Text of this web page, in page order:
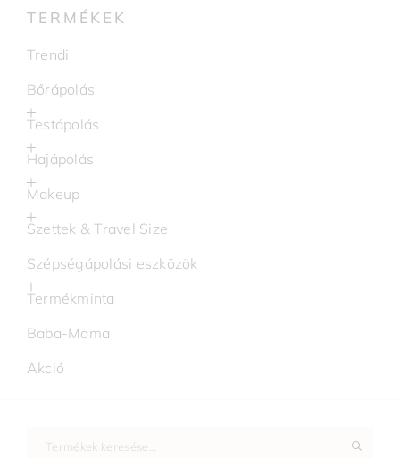
TERMÉKEK
Trendi
Bőrápolás
Testápolás
Hajápolás
Makeup
Szettek & Travel Size
Szépségápolási eszközök
Termékminta
Baba-Mama
Akció